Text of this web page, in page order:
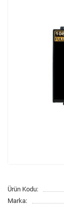
Ürün Kodu:
Marka: